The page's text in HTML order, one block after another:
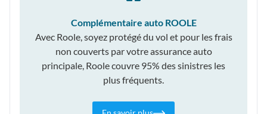
Complémentaire auto ROOLE
Avec Roole, soyez protégé du vol et pour les frais
non couverts par votre assurance auto
principale, Roole couvre 95% des sinistres les
plus fréquents.